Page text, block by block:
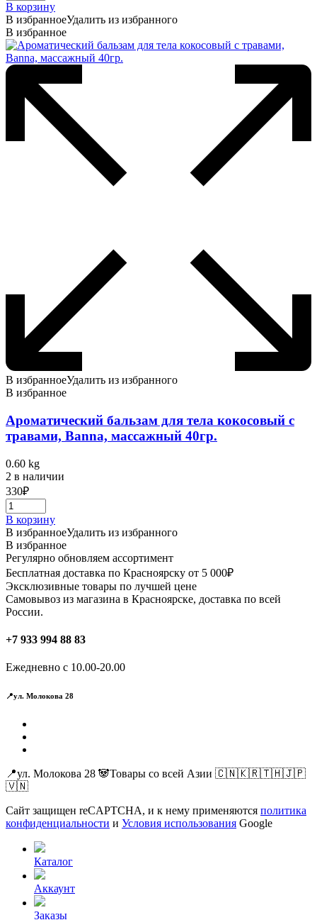
В корзину
В избранноеУдалить из избранного
В избранное
В избранноеУдалить из избранного
В избранное
Ароматический бальзам для тела кокосовый с
травами, Banna, массажный 40гр.
0.60 kg
2 в наличии
330₽
В корзину
В избранноеУдалить из избранного
В избранное
Регулярно обновляем ассортимент
Бесплатная доставка по Красноярску от 5 000₽
Эксклюзивные товары по лучшей цене
Самовывоз из магазина в Красноярске, доставка по всей
России.
+7 933 994 88 83
Ежедневно с 10.00-20.00
📍ул. Молокова 28
📍ул. Молокова 28 🐼Товары со всей Азии 🇨🇳🇰🇷🇹🇭🇯🇵
🇻🇳
Сайт защищен reCAPTCHA, и к нему применяются политика
конфиденциальности и Условия использования Google
Каталог
Аккаунт
Заказы